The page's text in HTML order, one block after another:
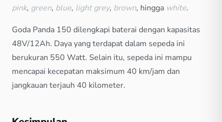
pink, green, blue, light grey, brown, hingga white.
Goda Panda 150 dilengkapi baterai dengan kapasitas
48V/12Ah. Daya yang terdapat dalam sepeda ini
berukuran 550 Watt. Selain itu, sepeda ini mampu
mencapai kecepatan maksimum 40 km/jam dan
jangkauan terjauh 40 kilometer.